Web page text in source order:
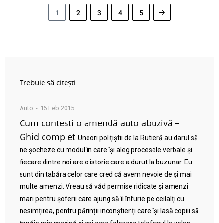
1 2 3 4 5
Trebuie să citești
Auto 16 Feb 2015
Cum contești o amendă auto abuzivă –
Ghid complet Uneori polițiștii de la Rutieră au darul să
ne șocheze cu modul în care își aleg procesele verbale și
fiecare dintre noi are o istorie care a durut la buzunar. Eu
sunt din tabăra celor care cred că avem nevoie de și mai
multe amenzi. Vreau să văd permise ridicate și amenzi
mari pentru șoferii care ajung să îi înfurie pe ceilalți cu
nesimțirea, pentru părinții inconștienți care își lasă copiii să